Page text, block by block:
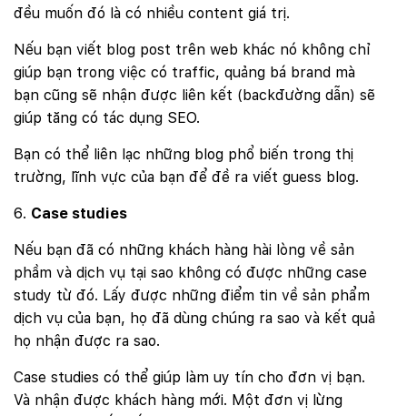
đều muốn đó là có nhiều content giá trị.
Nếu bạn viết blog post trên web khác nó không chỉ
giúp bạn trong việc có traffic, quảng bá brand mà
bạn cũng sẽ nhận được liên kết (backđường dẫn) sẽ
giúp tăng có tác dụng SEO.
Bạn có thể liên lạc những blog phổ biến trong thị
trường, lĩnh vực của bạn để đề ra viết guess blog.
Case studies
Nếu bạn đã có những khách hàng hài lòng về sản
phầm và dịch vụ tại sao không có được những case
study từ đó. Lấy được những điểm tin về sản phẩm
dịch vụ của bạn, họ đã dùng chúng ra sao và kết quả
họ nhận được ra sao.
Case studies có thể giúp làm uy tín cho đơn vị bạn.
Và nhận được khách hàng mới. Một đơn vị lừng